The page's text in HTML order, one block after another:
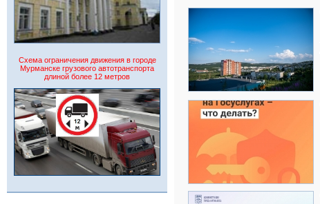
Схема ограничения движения в городе
Мурманске грузового автотранспорта
длиной более 12 метров